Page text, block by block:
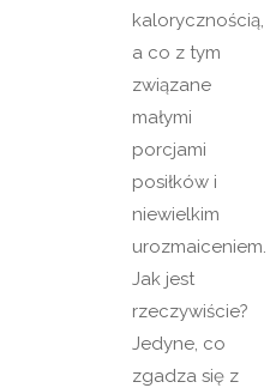
kalorycznością,
a co z tym
związane
małymi
porcjami
posiłków i
niewielkim
urozmaiceniem.
Jak jest
rzeczywiście?
Jedyne, co
zgadza się z